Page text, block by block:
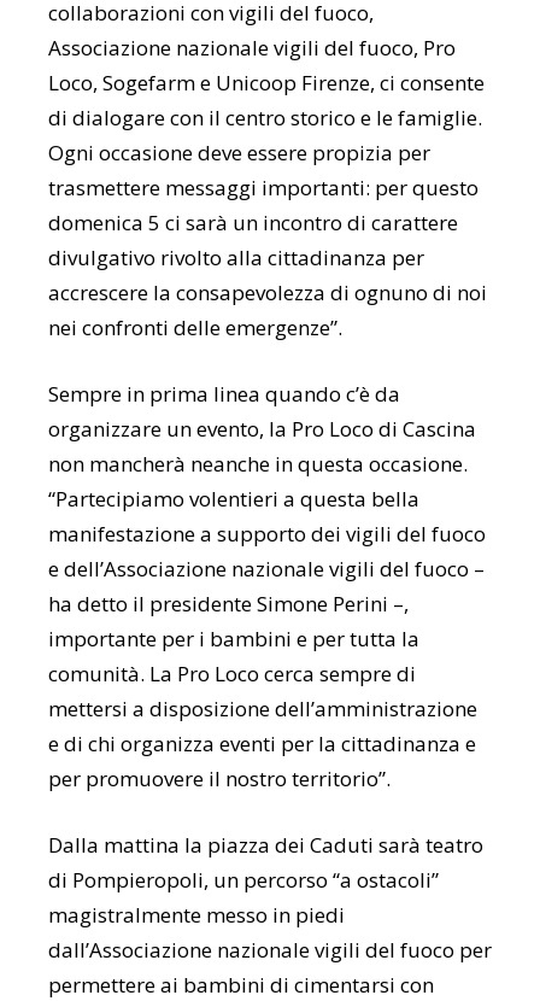
collaborazioni con vigili del fuoco,
Associazione nazionale vigili del fuoco, Pro
Loco, Sogefarm e Unicoop Firenze, ci consente
di dialogare con il centro storico e le famiglie.
Ogni occasione deve essere propizia per
trasmettere messaggi importanti: per questo
domenica 5 ci sarà un incontro di carattere
divulgativo rivolto alla cittadinanza per
accrescere la consapevolezza di ognuno di noi
nei confronti delle emergenze”.
Sempre in prima linea quando c’è da
organizzare un evento, la Pro Loco di Cascina
non mancherà neanche in questa occasione.
“Partecipiamo volentieri a questa bella
manifestazione a supporto dei vigili del fuoco
e dell’Associazione nazionale vigili del fuoco –
ha detto il presidente Simone Perini –,
importante per i bambini e per tutta la
comunità. La Pro Loco cerca sempre di
mettersi a disposizione dell’amministrazione
e di chi organizza eventi per la cittadinanza e
per promuovere il nostro territorio”.
Dalla mattina la piazza dei Caduti sarà teatro
di Pompieropoli, un percorso “a ostacoli”
magistralmente messo in piedi
dall’Associazione nazionale vigili del fuoco per
permettere ai bambini di cimentarsi con